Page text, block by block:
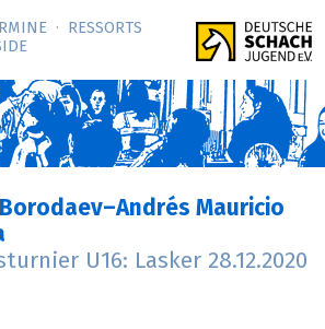
RESSORTS
Mauricio
U16: Lasker 28.12.2020